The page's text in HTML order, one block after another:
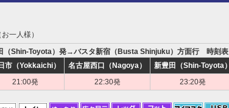
一人様）
（Shin-Toyota）発→バスタ新宿（Busta Shinjuku）方面行 時刻表
市（Yokkaichi） 名古屋西口（Nagoya） 新豊田（Shin-Toyota）
21:00発 22:30発 23:20発